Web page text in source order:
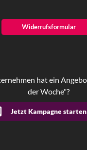
Widerrufsformular
hat ein
der Woche"?
Jetzt Kampagne